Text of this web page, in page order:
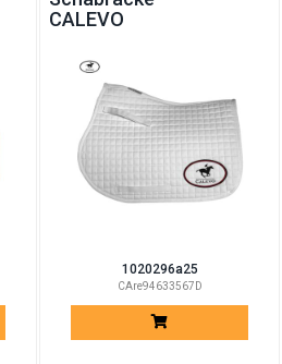
CALEVO
1020296a25
CAre94633567D